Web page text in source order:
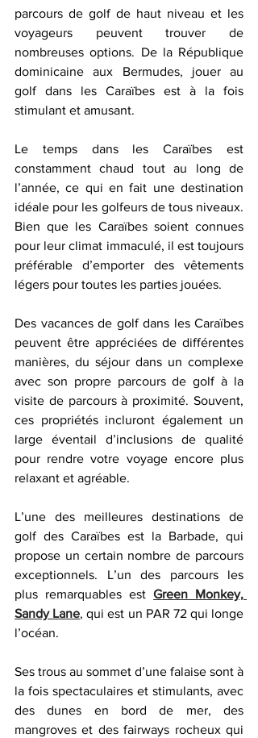
parcours de golf de haut niveau et les
voyageurs peuvent trouver de
nombreuses options. De la République
dominicaine aux Bermudes, jouer au
golf dans les Caraïbes est à la fois
stimulant et amusant.
Le temps dans les Caraïbes est
constamment chaud tout au long de
l’année, ce qui en fait une destination
idéale pour les golfeurs de tous niveaux.
Bien que les Caraïbes soient connues
pour leur climat immaculé, il est toujours
préférable d’emporter des vêtements
légers pour toutes les parties jouées.
Des vacances de golf dans les Caraïbes
peuvent être appréciées de différentes
manières, du séjour dans un complexe
avec son propre parcours de golf à la
visite de parcours à proximité. Souvent,
ces propriétés incluront également un
large éventail d’inclusions de qualité
pour rendre votre voyage encore plus
relaxant et agréable.
L’une des meilleures destinations de
golf des Caraïbes est la Barbade, qui
propose un certain nombre de parcours
exceptionnels. L’un des parcours les
plus remarquables est Green Monkey,
Sandy Lane, qui est un PAR 72 qui longe
l’océan.
Ses trous au sommet d’une falaise sont à
la fois spectaculaires et stimulants, avec
des dunes en bord de mer, des
mangroves et des fairways rocheux qui